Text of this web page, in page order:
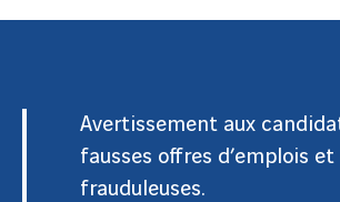
Avertissement aux
fausses offres d’emplois
frauduleuses.